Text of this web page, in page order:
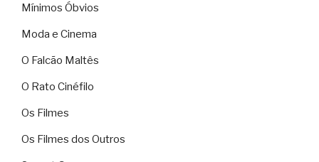
Mínimos Óbvios
Moda e Cinema
O Falcão Maltês
O Rato Cinéfilo
Os Filmes
Os Filmes dos Outros